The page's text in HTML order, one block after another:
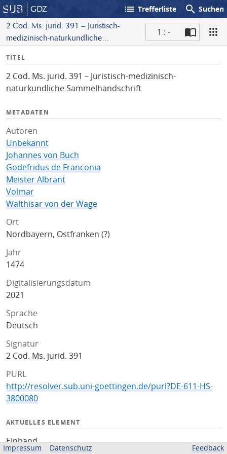
GDZ list Trefferliste search Suchen
2 Cod. Ms. jurid. 391 – Juristisch-
medizinisch-naturkundliche
1 : -
I
f
o
TITEL
2 Cod. Ms. jurid. 391 – Juristisch-medizinisch-
naturkundliche Sammelhandschrift
METADATEN
Autoren
Unbekannt
Johannes von Buch
Godefridus de Franconia
Meister Albrant
Volmar
Walthisar von der Wage
Ort
Nordbayern, Ostfranken (?)
Jahr
1474
Digitalisierungsdatum
2021
Sprache
Deutsch
Signatur
2 Cod. Ms. jurid. 391
PURL
http://resolver.sub.uni-goettingen.de/purl?DE-611-HS-
3800080
AKTUELLES ELEMENT
Einband
Impressum Datenschutz Feedback